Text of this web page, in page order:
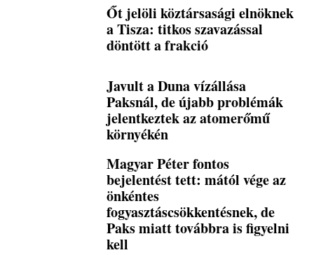
Őt jelöli köztársasági elnöknek
a Tisza: titkos szavazással
döntött a frakció
Javult a Duna vízállása
Paksnál, de újabb problémák
jelentkeztek az atomerőmű
környékén
Magyar Péter fontos
bejelentést tett: mától vége az
önkéntes
fogyasztáscsökkentésnek, de
Paks miatt továbbra is figyelni
kell